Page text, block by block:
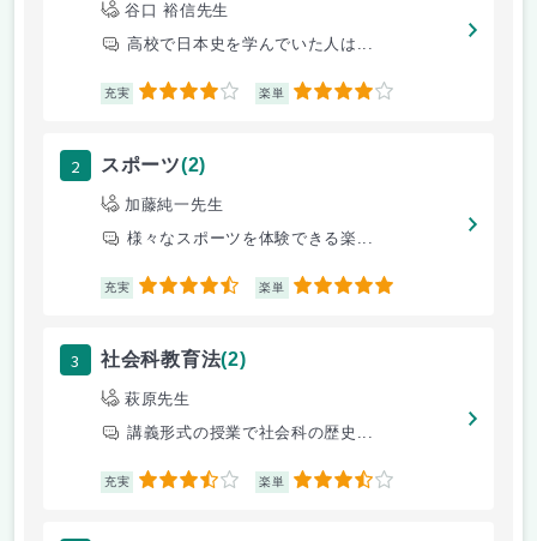
谷口 裕信先生
高校で日本史を学んでいた人は...
充実 4 楽単 4
2 スポーツ(2)
加藤純一先生
様々なスポーツを体験できる楽...
充実 4.5 楽単 5
3 社会科教育法(2)
萩原先生
講義形式の授業で社会科の歴史...
充実 3.5 楽単 3.5